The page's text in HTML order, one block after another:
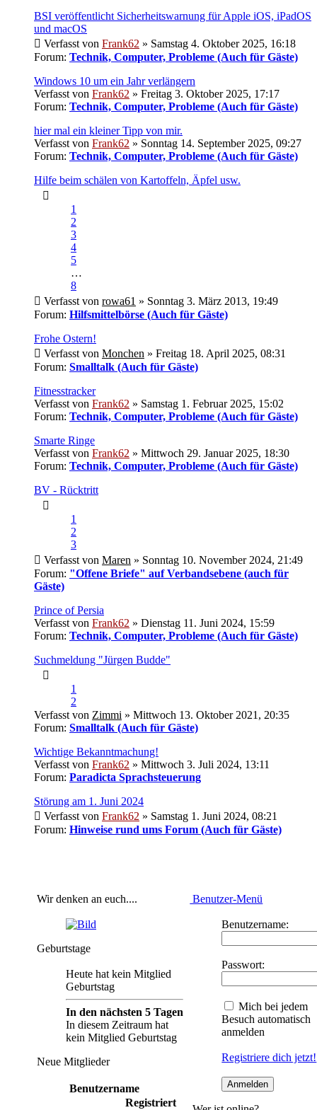
BSI veröffentlicht Sicherheitswarnung für Apple iOS, iPadOS
und macOS
Verfasst von Frank62 » Samstag 4. Oktober 2025, 16:18
Forum: Technik, Computer, Probleme (Auch für Gäste)
Windows 10 um ein Jahr verlängern
Verfasst von Frank62 » Freitag 3. Oktober 2025, 17:17
Forum: Technik, Computer, Probleme (Auch für Gäste)
hier mal ein kleiner Tipp von mir.
Verfasst von Frank62 » Sonntag 14. September 2025, 09:27
Forum: Technik, Computer, Probleme (Auch für Gäste)
Hilfe beim schälen von Kartoffeln, Äpfel usw.
1
2
3
4
5
…
8
Verfasst von rowa61 » Sonntag 3. März 2013, 19:49
Forum: Hilfsmittelbörse (Auch für Gäste)
Frohe Ostern!
Verfasst von Monchen » Freitag 18. April 2025, 08:31
Forum: Smalltalk (Auch für Gäste)
Fitnesstracker
Verfasst von Frank62 » Samstag 1. Februar 2025, 15:02
Forum: Technik, Computer, Probleme (Auch für Gäste)
Smarte Ringe
Verfasst von Frank62 » Mittwoch 29. Januar 2025, 18:30
Forum: Technik, Computer, Probleme (Auch für Gäste)
BV - Rücktritt
1
2
3
Verfasst von Maren » Sonntag 10. November 2024, 21:49
Forum: "Offene Briefe" auf Verbandsebene (auch für
Gäste)
Prince of Persia
Verfasst von Frank62 » Dienstag 11. Juni 2024, 15:59
Forum: Technik, Computer, Probleme (Auch für Gäste)
Suchmeldung "Jürgen Budde"
1
2
Verfasst von Zimmi » Mittwoch 13. Oktober 2021, 20:35
Forum: Smalltalk (Auch für Gäste)
Wichtige Bekanntmachung!
Verfasst von Frank62 » Mittwoch 3. Juli 2024, 13:11
Forum: Paradicta Sprachsteuerung
Störung am 1. Juni 2024
Verfasst von Frank62 » Samstag 1. Juni 2024, 08:21
Forum: Hinweise rund ums Forum (Auch für Gäste)
Wir denken an euch....
Geburtstage
Heute hat kein Mitglied
Geburtstag
In den nächsten 5 Tagen
In diesem Zeitraum hat
kein Mitglied Geburtstag
Neue Mitglieder
Benutzername
Registriert
Benutzer-Menü
Benutzername:
Passwort:
Mich bei jedem
Besuch automatisch
anmelden
Registriere dich jetzt!